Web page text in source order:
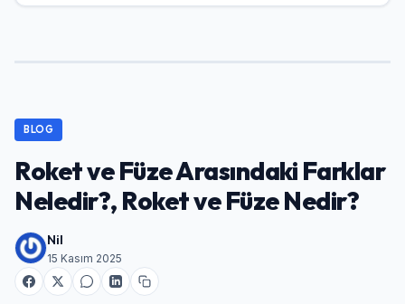
BLOG
Roket ve Füze Arasındaki Farklar
Neledir?, Roket ve Füze Nedir?
Nil
15 Kasım 2025